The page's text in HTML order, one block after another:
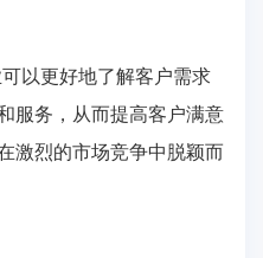
以更好地了解客户需求
服务，从而提高客户满意
激烈的市场竞争中脱颖而